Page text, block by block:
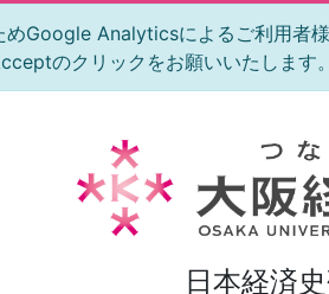
Google Analyticsによるご利用者
のクリックをお願いいたします。
日本経済